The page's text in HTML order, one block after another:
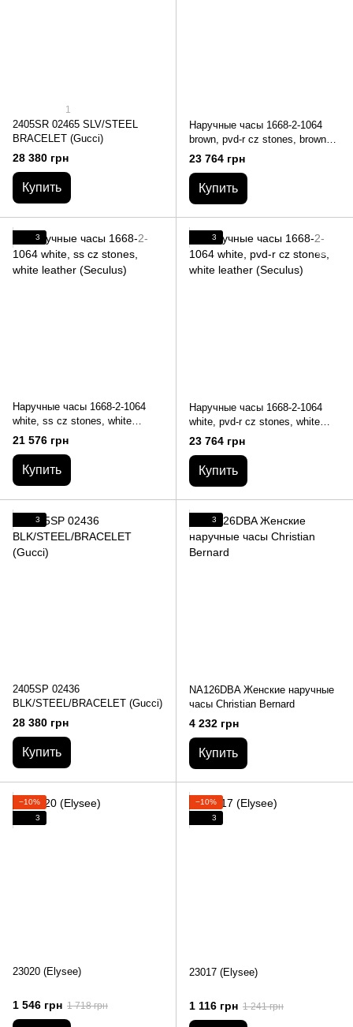
1
2405SR 02465 SLV/STEEL
BRACELET (Gucci)
28 380 грн
Купить
Наручные часы 1668-2-1064
brown, pvd-r cz stones, brown
leather (Seculus)
23 764 грн
Купить
3
Наручные часы 1668-2-1064
white, ss cz stones, white
leather (Seculus)
21 576 грн
Купить
3
Наручные часы 1668-2-1064
white, pvd-r cz stones, white
leather (Seculus)
23 764 грн
Купить
3
2405SP 02436
BLK/STEEL/BRACELET (Gucci)
28 380 грн
Купить
3
NA126DBA Женские наручные
часы Christian Bernard
4 232 грн
Купить
−10%
3
23020 (Elysee)
1 546 грн 1 718 грн
−10%
3
23017 (Elysee)
1 116 грн 1 241 грн